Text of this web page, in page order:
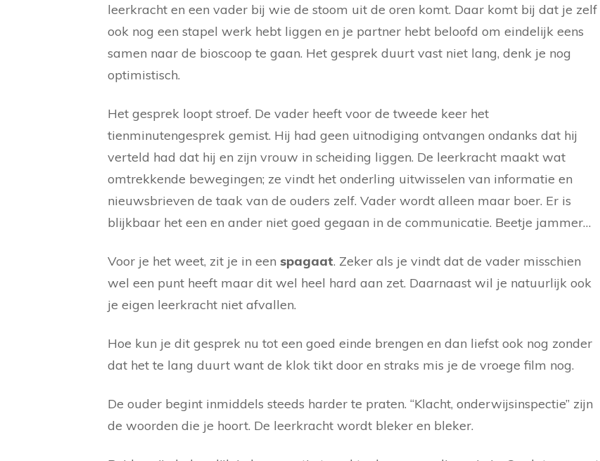
leerkracht en een vader bij wie de stoom uit de oren komt. Daar komt bij dat je zelf
ook nog een stapel werk hebt liggen en je partner hebt beloofd om eindelijk eens
samen naar de bioscoop te gaan. Het gesprek duurt vast niet lang, denk je nog
optimistisch.
Het gesprek loopt stroef. De vader heeft voor de tweede keer het
tienminutengesprek gemist. Hij had geen uitnodiging ontvangen ondanks dat hij
verteld had dat hij en zijn vrouw in scheiding liggen. De leerkracht maakt wat
omtrekkende bewegingen; ze vindt het onderling uitwisselen van informatie en
nieuwsbrieven de taak van de ouders zelf. Vader wordt alleen maar boer. Er is
blijkbaar het een en ander niet goed gegaan in de communicatie. Beetje jammer…
Voor je het weet, zit je in een spagaat. Zeker als je vindt dat de vader misschien
wel een punt heeft maar dit wel heel hard aan zet. Daarnaast wil je natuurlijk ook
je eigen leerkracht niet afvallen.
Hoe kun je dit gesprek nu tot een goed einde brengen en dan liefst ook nog zonder
dat het te lang duurt want de klok tikt door en straks mis je de vroege film nog.
De ouder begint inmiddels steeds harder te praten. “Klacht, onderwijsinspectie” zijn
de woorden die je hoort. De leerkracht wordt bleker en bleker.